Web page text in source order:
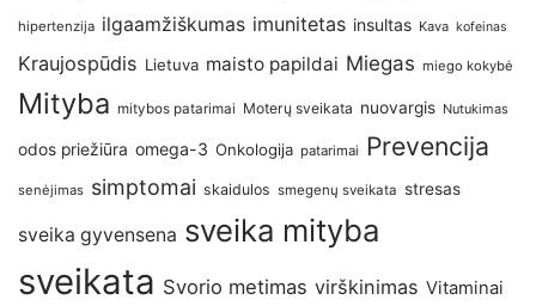
hipertenzija ilgaamžiškumas imunitetas insultas Kava kofeinas
Kraujospūdis Lietuva maisto papildai Miegas miego kokybė
Mityba mitybos patarimai Moterų sveikata nuovargis Nutukimas
odos priežiūra omega-3 Onkologija patarimai Prevencija
senėjimas simptomai skaidulos smegenų sveikata stresas
sveika gyvensena sveika mityba
sveikata Svorio metimas virškinimas Vitaminai